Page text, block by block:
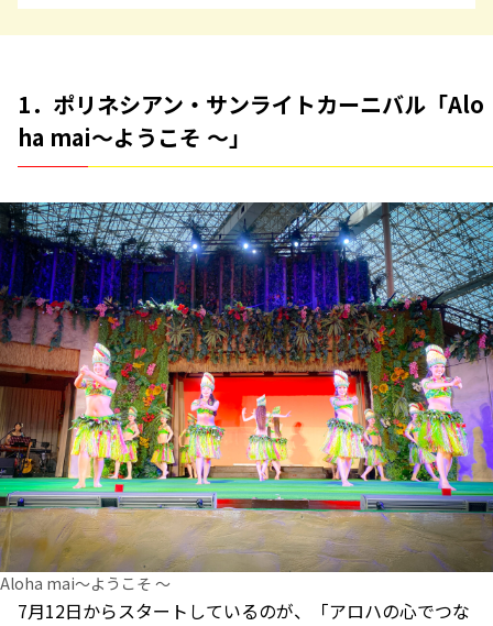
1．ポリネシアン・サンライトカーニバル「Alo
ha mai～ようこそ ～」
Aloha mai～ようこそ ～
7月12日からスタートしているのが、「アロハの心でつな